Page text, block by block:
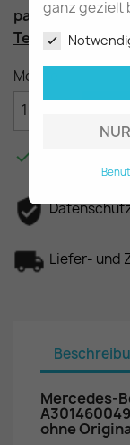
ganz gezielt
passend u.a. im
Teilenummer:
Menge

Liefer- und
Mercedes-
ohne